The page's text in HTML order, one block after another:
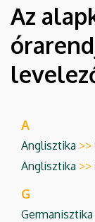
nappali
és
levelező
tagozat
Kar
Az
A
Anglisztika >>
Anglisztika >>
G